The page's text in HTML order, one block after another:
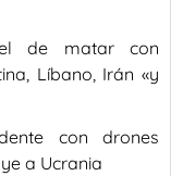
de matar con
Líbano, Irán «y
con drones
a Ucrania